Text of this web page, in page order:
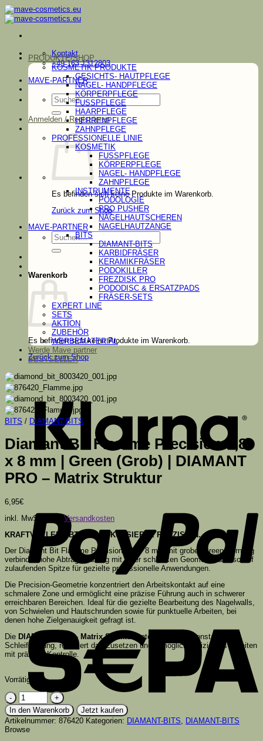
Zum
Inhalt
springen
Kontakt
+49 163 1312803
MAVE-PARTNER
Suchen
nach:
Anmelden / Registrieren
Es befinden sich keine Produkte im Warenkorb.
Zurück zum Shop
MAVE-PARTNER
Suchen
nach:
Warenkorb
Es befinden sich keine Produkte im Warenkorb.
Zurück zum Shop
PRODUKTE/SHOP
KOSMETIK PRODUKTE
GESICHTS- HAUTPFLEGE
NAGEL- HANDPFLEGE
KÖRPERPFLEGE
FUSSPFLEGE
HAARPFLEGE
HERRENPFLEGE
ZAHNPFLEGE
PROFESSIONELLE LINIE
KOSMETIK
FUSSPFLEGE
KÖRPERPFLEGE
NAGEL- HANDPFLEGE
ZAHNPFLEGE
INSTRUMENTE
PODOLOGIE
PRO PUSHER
NAGELHAUTSCHEREN
NAGELHAUTZANGE
BITS
DIAMANT-BITS
KARBIDFRÄSER
KERAMIKFRÄSER
PODOKILLER
FREZDISK PRO
PODODISC & ERSATZPADS
FRÄSER-SETS
EXPERT LINE
SETS
AKTION
ZUBEHÖR
WERBEMATERIAL
Werde Mave partner
BESTSELLER
BITS / DIAMANT-BITS
Diamant Bit Flamme Precision 1,8
x 8 mm | Green (Grob) | DIAMANT
PRO – Matrix Struktur
6,95€
inkl. MwSt.
Versandkosten
KRAFTVOLLER ABTRAG. FOKUSSIERTE PRÄZISION.
Der Diamant Bit Flamme Precision 1,8 × 8 mm mit grober Green-Körnung
verbindet hohe Abtragsleistung mit einer schlanken Geometrie und scharf
zulaufenden Spitze für gezielte professionelle Anwendungen.
Die Precision-Geometrie konzentriert den Arbeitskontakt auf eine
schmalere Zone und ermöglicht eine präzise Führung auch in schwerer
erreichbaren Bereichen. Ideal für die gezielte Bearbeitung des Nagelwalls,
von Schwielen und Hautschrunden sowie für punktuelle Arbeiten, bei
denen hohe Zielgenauigkeit gefragt ist.
Die DIAMANT PRO – Matrix Struktur
unterstützt eine konstant hohe
Schleifleistung, reduziert das Zusetzen und ermöglicht effizientes Arbeiten
mit präziser Kontrolle.
Vorrätig
Diamant
Bit
Flamme
Precision
1,8
In den Warenkorb
Jetzt kaufen
Artikelnummer: 876420 Kategorien: DIAMANT-BITS, DIAMANT-BITS
Browse